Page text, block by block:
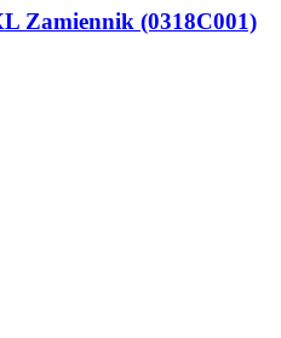
Zamiennik (0318C001)